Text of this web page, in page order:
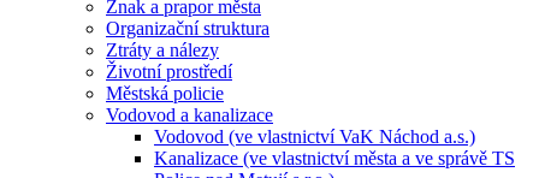
Znak a prapor města
Organizační struktura
Ztráty a nálezy
Životní prostředí
Městská policie
Vodovod a kanalizace
Vodovod (ve vlastnictví VaK Náchod a.s.)
Kanalizace (ve vlastnictví města a ve správě TS